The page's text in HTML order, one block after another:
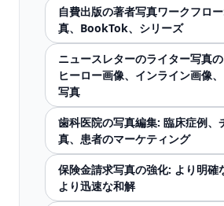
自費出版の著者写真ワークフロ
真、BookTok、シリーズ
ニュースレターのライター写真
ヒーロー画像、インライン画像
写真
歯科医院の写真編集: 臨床症例、
真、患者のマーケティング
保険金請求写真の強化: より明確
より迅速な和解